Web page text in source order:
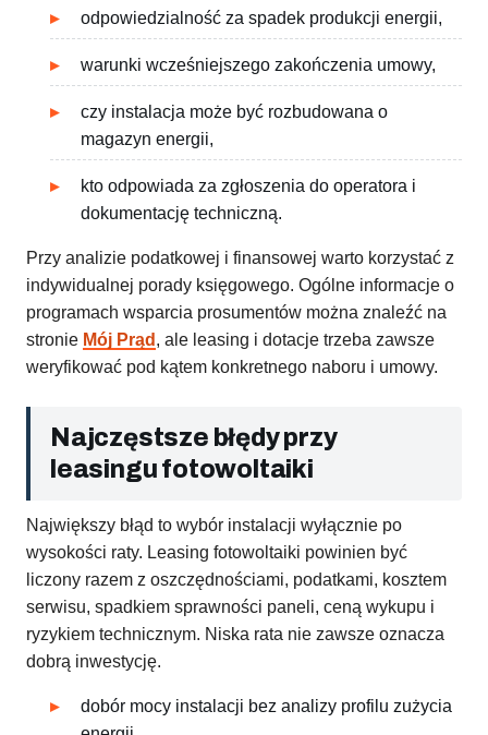
odpowiedzialność za spadek produkcji energii,
warunki wcześniejszego zakończenia umowy,
czy instalacja może być rozbudowana o
magazyn energii,
kto odpowiada za zgłoszenia do operatora i
dokumentację techniczną.
Przy analizie podatkowej i finansowej warto korzystać z
indywidualnej porady księgowego. Ogólne informacje o
programach wsparcia prosumentów można znaleźć na
stronie Mój Prąd , ale leasing i dotacje trzeba zawsze
weryfikować pod kątem konkretnego naboru i umowy.
Najczęstsze błędy przy
leasingu fotowoltaiki
Największy błąd to wybór instalacji wyłącznie po
wysokości raty. Leasing fotowoltaiki powinien być
liczony razem z oszczędnościami, podatkami, kosztem
serwisu, spadkiem sprawności paneli, ceną wykupu i
ryzykiem technicznym. Niska rata nie zawsze oznacza
dobrą inwestycję.
dobór mocy instalacji bez analizy profilu zużycia